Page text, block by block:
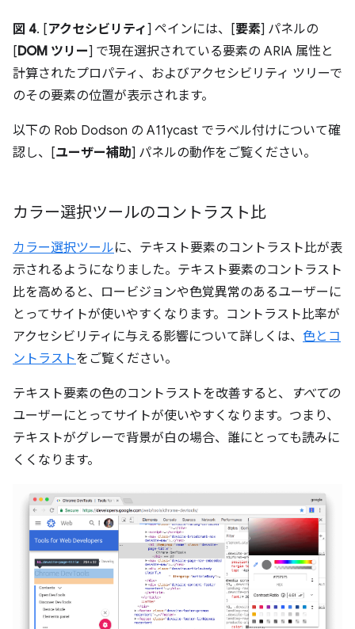
図 4. [アクセシビリティ] ペインには、[要素] パネルの
[DOM ツリー] で現在選択されている要素の ARIA 属性と
計算されたプロパティ、およびアクセシビリティ ツリーで
のその要素の位置が表示されます。
以下の Rob Dodson の A11ycast でラベル付けについて確
認し、[ユーザー補助] パネルの動作をご覧ください。
カラー選択ツールのコントラスト比
カラー選択ツールに、テキスト要素のコントラスト比が表
示されるようになりました。テキスト要素のコントラスト
比を高めると、ロービジョンや色覚異常のあるユーザーに
とってサイトが使いやすくなります。コントラスト比率が
アクセシビリティに与える影響について詳しくは、 色とコ
ントラストをご覧ください。
テキスト要素の色のコントラストを改善すると、
すべての
ユーザーにとってサイトが使いやすくなります。つまり、
テキストがグレーで背景が白の場合、誰にとっても読みに
くくなります。